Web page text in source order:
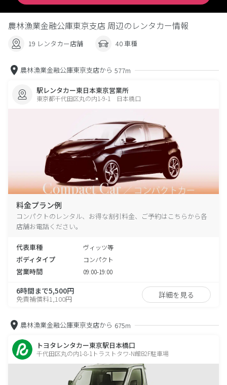
農林漁業金融公庫東京支店 周辺のレンタカー情報
19 レンタカー店舗 40 車種
農林漁業金融公庫東京支店から 577m
駅レンタカー東日本東京営業所
東京都千代田区丸の内1-9-1 日本橋口
料金プラン例
コンパクトのレンタル、お得な割引料金、ご予約はこちらから各
店舗お電話ください。
代表車種 ヴィッツ等
ボディタイプ コンパクト
営業時間 09:00-19:00
6時間まで5,500円
免責補償料1,100円 詳細を見る
農林漁業金融公庫東京支店から 675m
トヨタレンタカー東京駅日本橋口
千代田区丸の内1-8-1トラストタワ-N館B2F駐車場